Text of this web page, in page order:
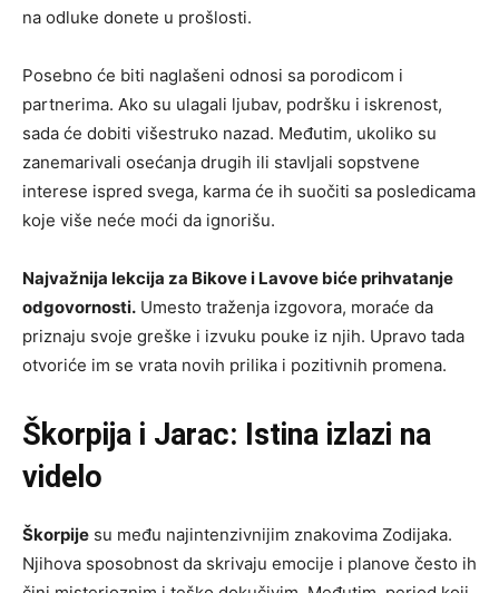
na odluke donete u prošlosti.
Posebno će biti naglašeni odnosi sa porodicom i
partnerima. Ako su ulagali ljubav, podršku i iskrenost,
sada će dobiti višestruko nazad. Međutim, ukoliko su
zanemarivali osećanja drugih ili stavljali sopstvene
interese ispred svega, karma će ih suočiti sa posledicama
koje više neće moći da ignorišu.
Najvažnija lekcija za Bikove i Lavove biće prihvatanje
odgovornosti. Umesto traženja izgovora, moraće da
priznaju svoje greške i izvuku pouke iz njih. Upravo tada
otvoriće im se vrata novih prilika i pozitivnih promena.
Škorpija i Jarac: Istina izlazi na
videlo
Škorpije su među najintenzivnijim znakovima Zodijaka.
Njihova sposobnost da skrivaju emocije i planove često ih